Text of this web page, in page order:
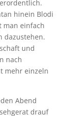
hinein Blodi
man einfach
dazustehen.
und
nach
mehr einzeln
Abend
drauf